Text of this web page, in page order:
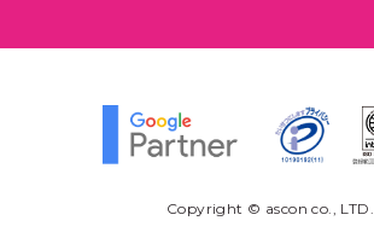
Copyright © ascon co., LTD.